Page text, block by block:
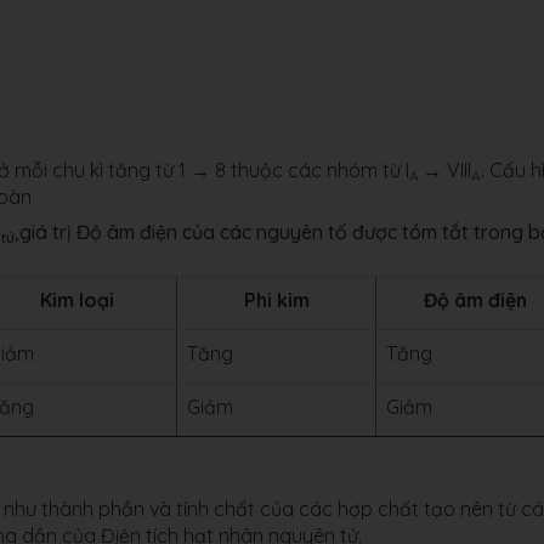
mỗi chu kì tăng từ 1 → 8 thuộc các nhóm từ IA → VIIIA. Cấu
,giá trị Độ âm điện của các nguyên tố được tóm tắt trong
Kim loại Phi kim Độ âm điện
Tăng Tăng
Giảm Giảm
thành phần và tính chất của các hợp chất tạo nên từ
dần của Điện tích hạt nhân nguyên tử.